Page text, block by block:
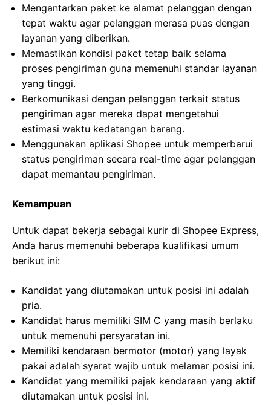
Mengantarkan paket ke alamat pelanggan dengan
tepat waktu agar pelanggan merasa puas dengan
layanan yang diberikan.
Memastikan kondisi paket tetap baik selama
proses pengiriman guna memenuhi standar layanan
yang tinggi.
Berkomunikasi dengan pelanggan terkait status
pengiriman agar mereka dapat mengetahui
estimasi waktu kedatangan barang.
Menggunakan aplikasi Shopee untuk memperbarui
status pengiriman secara real-time agar pelanggan
dapat memantau pengiriman.
Kemampuan
Untuk dapat bekerja sebagai kurir di Shopee Express,
Anda harus memenuhi beberapa kualifikasi umum
berikut ini:
Kandidat yang diutamakan untuk posisi ini adalah
pria.
Kandidat harus memiliki SIM C yang masih berlaku
untuk memenuhi persyaratan ini.
Memiliki kendaraan bermotor (motor) yang layak
pakai adalah syarat wajib untuk melamar posisi ini.
Kandidat yang memiliki pajak kendaraan yang aktif
diutamakan untuk posisi ini.